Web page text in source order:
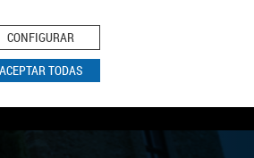
CONFIGURAR
ACEPTAR TODAS
Política de Cookies
BUSCAR